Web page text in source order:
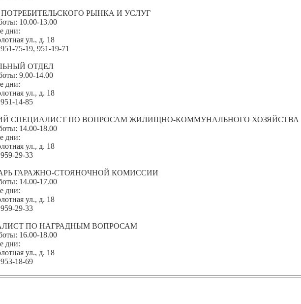
РЫНКА И УСЛУГ
10.00-13.00
дни:
ул., д. 18
75-19, 951-19-71
ОТДЕЛ
9.00-14.00
дни:
ул., д. 18
14-85
СПЕЦИАЛИСТ ПО ВОПРОСАМ ЖИЛИЩНО-КОММУНАЛЬНОГО ХОЗЯЙСТВА
14.00-18.00
дни:
ул., д. 18
29-33
ГАРАЖНО-СТОЯНОЧНОЙ КОМИССИИ
14.00-17.00
дни:
ул., д. 18
29-33
ПО НАГРАДНЫМ ВОПРОСАМ
16.00-18.00
дни:
ул., д. 18
18-69